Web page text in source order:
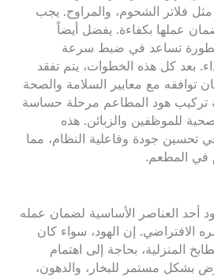
مثل فلاتر الشحوم، والمراوح. يجب
عملها بكفاءة. يفضل أيضاً
تساعد في ضبط سرعة
بعد كل هذه الخطوات، يتم تفقد
توافقه مع معايير السلامة والصحة
تركيب هود المطاعم مرحلة حساسة
للموظفين والزبائن. هذه
تحسين جودة وفاعلية النظام، مما
في المطعم.
أحد العناصر الأساسية لضمان عمله
الافتراضي. إن الهود، سواء كان
المنزلية، بحاجة إلى اهتمام
بشكل مستمر للبخار، والدهون،